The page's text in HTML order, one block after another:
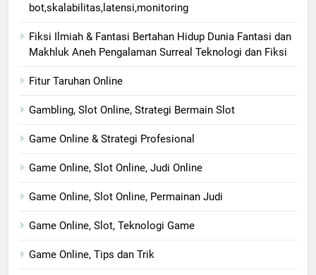
bot,skalabilitas,latensi,monitoring
Fiksi Ilmiah & Fantasi Bertahan Hidup Dunia Fantasi dan
Makhluk Aneh Pengalaman Surreal Teknologi dan Fiksi
Fitur Taruhan Online
Gambling, Slot Online, Strategi Bermain Slot
Game Online & Strategi Profesional
Game Online, Slot Online, Judi Online
Game Online, Slot Online, Permainan Judi
Game Online, Slot, Teknologi Game
Game Online, Tips dan Trik